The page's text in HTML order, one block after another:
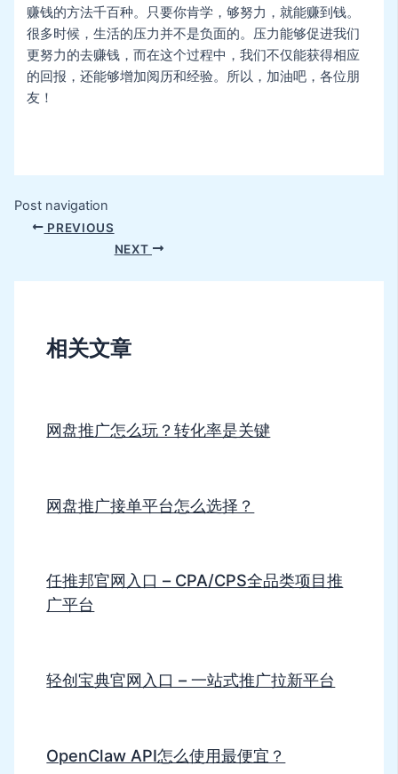
赚钱的方法千百种。只要你肯学，够努力，就能赚到钱。
很多时候，生活的压力并不是负面的。压力能够促进我们
更努力的去赚钱，而在这个过程中，我们不仅能获得相应
的回报，还能够增加阅历和经验。所以，加油吧，各位朋
友！
Post navigation
PREVIOUS
NEXT
相关文章
网盘推广怎么玩？转化率是关键
网盘推广接单平台怎么选择？
任推邦官网入口 – CPA/CPS全品类项目推
广平台
轻创宝典官网入口 – 一站式推广拉新平台
OpenClaw API怎么使用最便宜？